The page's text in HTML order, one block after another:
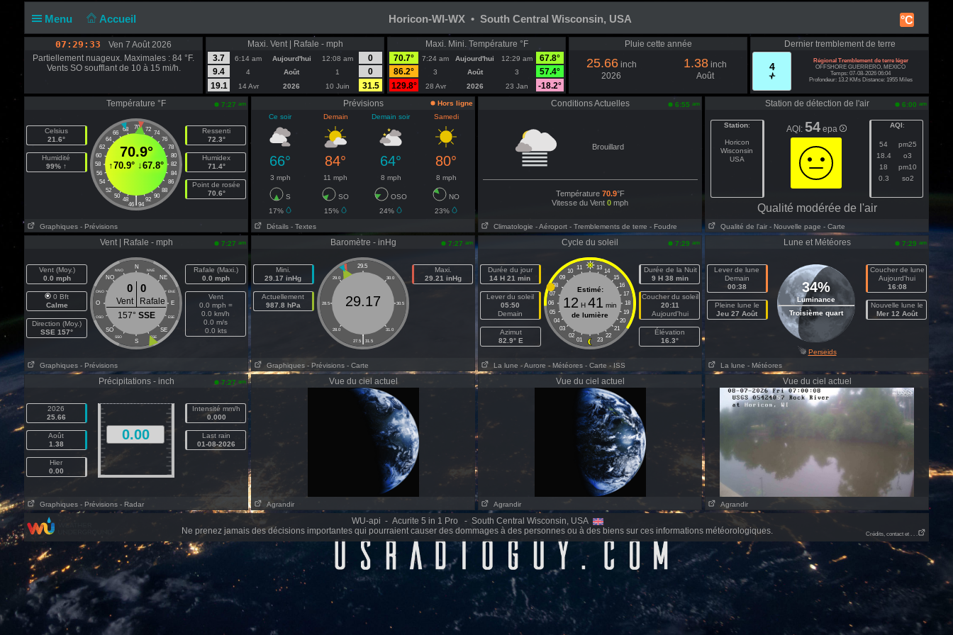
Menu Accueil °C
Horicon-WI-WX • South Central Wisconsin, USA
07:29:34
Ven 7 Août 2026
Partiellement nuageux. Maximales : 84 °F.
Vents SO soufflant de 10 à 15 mi/h.
Maxi. Vent | Rafale - mph
3.7
6:14 am Aujourd'hui 12:08 am
0
9.4
4 Août 1
0
19.1
14 Avr 2026 10 Juin 31.5
Maxi. Mini. Température °F
70.7°
7:24 am Aujourd'hui 12:29 am
67.8°
86.2°
3 Août 3
57.4°
129.8°
28 Avr 2026 23 Jan -18.2°
Pluie cette année
25.66inch
2026
1.38inch
Août
Dernier tremblement de terre
4
Régional Tremblement de terre léger
OFFSHORE GUERRERO, MEXICO
Temps: 07-08-2026 06:04
Profondeur: 13.2 KMs Distance: 1955 Miles
Température °F 7:27 am
Celsius
21.6°
Humidité
99% ↑
70
68 72
66
74
64
76
62
78
60
80
58
82
56
84
54
86
52
88
50
90
48 92
|
46 94
70.9°
↑70.9° ↓67.8°
Ressenti
72.3°
Humidex
71.4°
Point de rosée
70.6°
Graphiques - Prévisions
Prévisions
Hors ligne
Ce soir
Demain Demain soir Samedi
66° 84° 64° 80°
3 mph 11 mph 8 mph 8 mph
S SO OSO
NO
17%
15% 24%
23%
Détails - Textes
Conditions Actuelles 6:55 am
Brouillard
Température 70.9°F
Vitesse du Vent 0 mph
Climatologie - Aéroport - Tremblements de terre - Foudre
Station de détection de l'air 6:00 am
Station:
Horicon
Wisconsin
USA
AQI: 54 epa AQI:
54
pm25
18.4
o3
18
pm10
0.3
so2
Qualité modérée de l'air
Qualité de l'air - Nouvelle page - Carte
Vent | Rafale - mph 7:27 am
Vent (Moy.)
0.0 mph
0 Bft
Calme
Direction (Moy.)
SSE 157°
N
NNO NNE
NO NE
ONO ENE
O E
OSO ESE
SO SE
SSO SSE
S
0 0
Vent
Rafale
157° SSE
Rafale (Maxi.)
0.0 mph
Vent
0.0 mph =
0.0 km/h
0.0 m/s
0.0 kts
Graphiques - Prévisions
Baromètre - inHg 7:27 am
Mini.
29.17 inHg
Actuellement
987.8 hPa
29.5
29.0 30.0
28.5 30.5
28.0 31.0
|
27.5 31.5
29.17
Maxi.
29.21 inHg
Graphiques - Prévisions - Carte
Cycle du soleil 7:29 am
Durée du jour
14 H 21 min
Lever du soleil
05:50
Demain
Azimut
82.9° E
11 13
10
14
09
15
08
16
07
17
06
18
05
19
04
20
03
21
02
22
01 23
Estimé:
12 H 41 min
de lumière
Durée de la Nuit
9 H 38 min
Coucher du soleil
20:11
Aujourd'hui
Élévation
16.3°
La lune - Aurore - Météores - Carte - ISS
Lune et Météores 7:29 am
Lever de lune
Demain
00:38
Pleine lune le
Jeu 27 Août
34%
Luminance
Troisième quart
Coucher de lune
Aujourd'hui
16:08
Nouvelle lune le
Mer 12 Août
Perseids
La lune - Météores
Précipitations - inch 7:27 am
2026
25.66
Août
1.38
Hier
0.00
0.00
Intensité mm/h
0.000
Last rain
01-08-2026
Graphiques - Prévisions - Radar
Vue du ciel actuel
Agrandir
Vue du ciel actuel
Agrandir
Vue du ciel actuel
Agrandir
WU-api - Acurite 5 in 1 Pro - South Central Wisconsin, USA
Ne prenez jamais des décisions importantes qui pourraient causer des dommages à des personnes ou à des biens sur ces informations météorologiques.
Crédits, contact et . . .